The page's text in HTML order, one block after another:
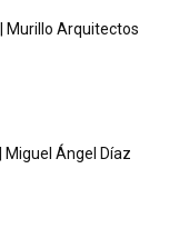
Murillo Arquitectos
Miguel Ángel Díaz